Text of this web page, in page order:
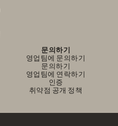
문의하기
영업팀에 문의하기
문의하기
영업팀에 연락하기
인증
취약점 공개 정책